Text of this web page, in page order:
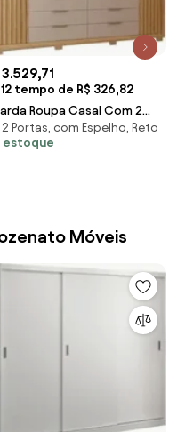
3.529,71
tempo de R$ 326,82
Roupa Casal Com 2
6 Portas Martin C01
Fendi - M
2 Portas, com Espelho, Reto
estoque
Móveis